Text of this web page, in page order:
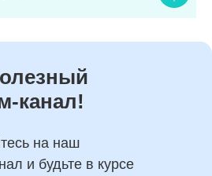
канал!
на наш
и будьте в курсе